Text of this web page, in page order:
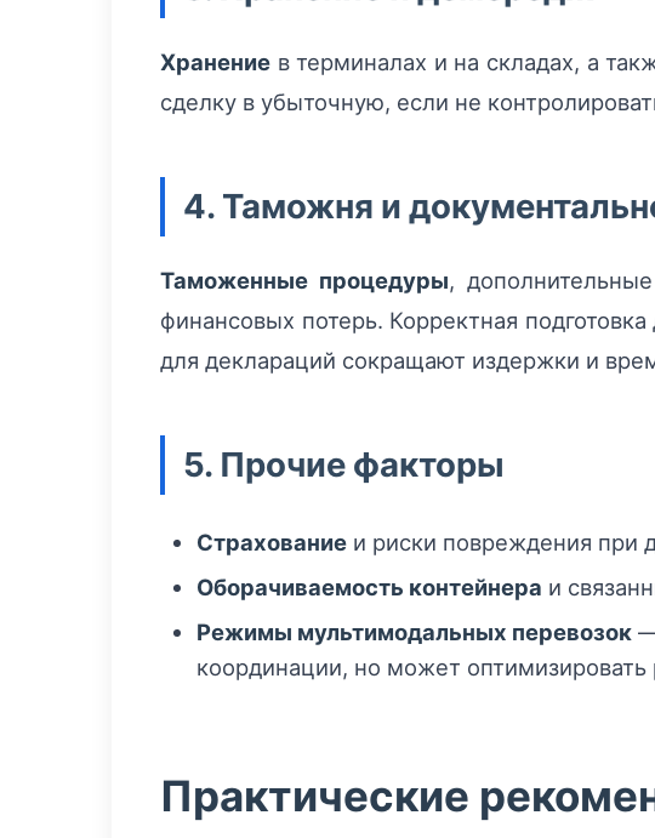
Хранение в терминалах и на складах, а
сделку в убыточную, если не
4. Таможня и
Таможенные процедуры,
финансовых потерь. Корректная
для деклараций сокращают издержки и
5. Прочие факторы
Страхование и риски повреждения при
Оборачиваемость контейнера и
Режимы мультимодальных перевозок
координации, но может
Практические